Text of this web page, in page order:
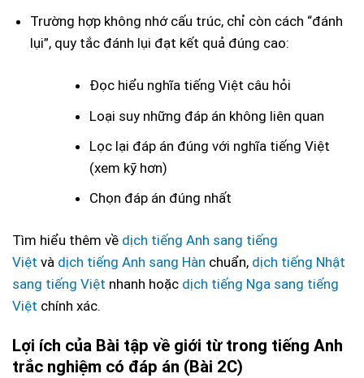
Trường hợp không nhớ cấu trúc, chỉ còn cách “đánh
lụi”, quy tắc đánh lụi đạt kết quả đúng cao:
Đọc hiểu nghĩa tiếng Việt câu hỏi
Loại suy những đáp án không liên quan
Lọc lại đáp án đúng với nghĩa tiếng Việt
(xem kỹ hơn)
Chọn đáp án đúng nhất
Tìm hiểu thêm về dịch tiếng Anh sang tiếng
Việt và dịch tiếng Anh sang Hàn chuẩn, dịch tiếng Nhật
sang tiếng Việt nhanh hoặc dịch tiếng Nga sang tiếng
Việt chính xác.
Lợi ích của Bài tập về giới từ trong tiếng Anh
trắc nghiệm có đáp án (Bài 2C)